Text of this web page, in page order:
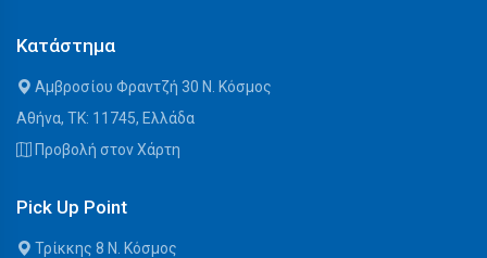
Κατάστημα
Αμβροσίου Φραντζή 30 Ν. Κόσμος
Αθήνα, ΤΚ: 11745, Ελλάδα
Προβολή στον Χάρτη
Pick Up Point
Τρίκκης 8 Ν. Κόσμος